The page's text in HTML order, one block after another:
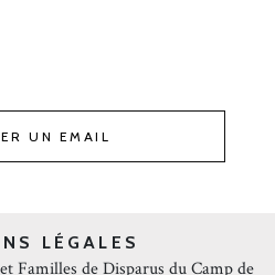
UN EMAIL
LÉGALES
Familles de Disparus du Camp de